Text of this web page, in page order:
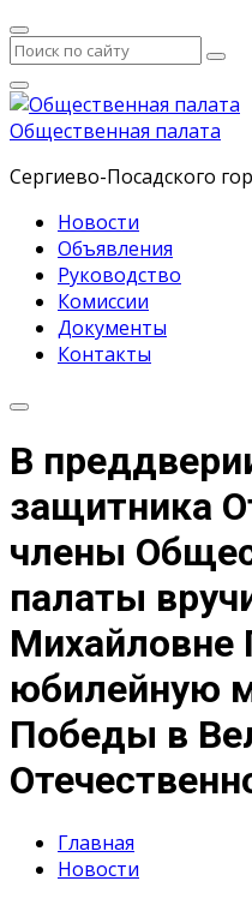
Общественная палата
Сергиево-Посадского
Новости
Объявления
Руководство
Комиссии
Документы
Контакты
В
защитника
члены
палаты
Михайловне
юбилейную
Победы в
Главная
Новости